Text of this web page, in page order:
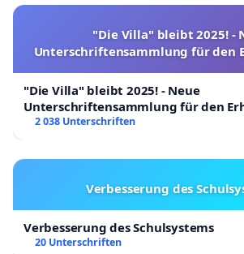
"Die Villa" bleibt 2025! -
Unterschriftensammlung für den
"Die Villa" bleibt 2025! - Neue
Unterschriftensammlung für den
2 038 Unterschriften
Verbesserung des
Verbesserung des Schulsystems
20 Unterschriften